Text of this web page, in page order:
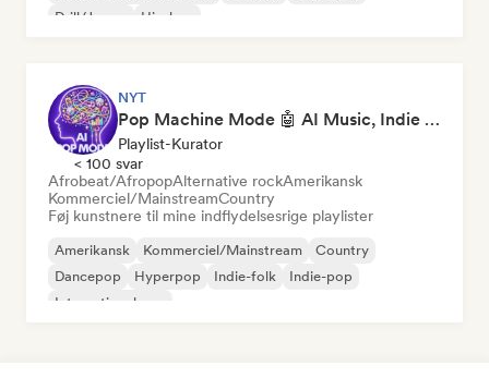
Drill/Jersey
Hip-hop
NYT
Pop Machine Mode 🤖 AI Music, Indie Pop & Dream Pop
Playlist-Kurator
< 100 svar
Afrobeat/AfropopAlternative rockAmerikansk
Kommerciel/MainstreamCountry
Føj kunstnere til mine indflydelsesrige playlister
Amerikansk Kommerciel/Mainstream
Country
Dancepop
Hyperpop Indie-folk
Indie-pop
International pop